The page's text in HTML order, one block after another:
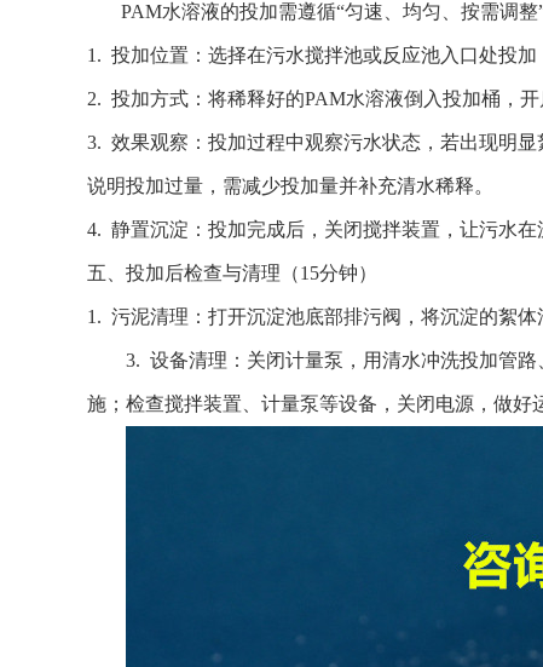
PAM水溶液的投加需遵循“匀速、均匀、按需调整
1. 投加位置：选择在污水搅拌池或反应池入口处投
2. 投加方式：将稀释好的PAM水溶液倒入投加桶，开
3. 效果观察：投加过程中观察污水状态，若出现明
说明投加过量，需减少投加量并补充清水稀释。
4. 静置沉淀：投加完成后，关闭搅拌装置，让污水
五、投加后检查与清理（15分钟）
1. 污泥清理：打开沉淀池底部排污阀，将沉淀的絮
3. 设备清理：关闭计量泵，用清水冲洗投加管
施；检查搅拌装置、计量泵等设备，关闭电源，做好